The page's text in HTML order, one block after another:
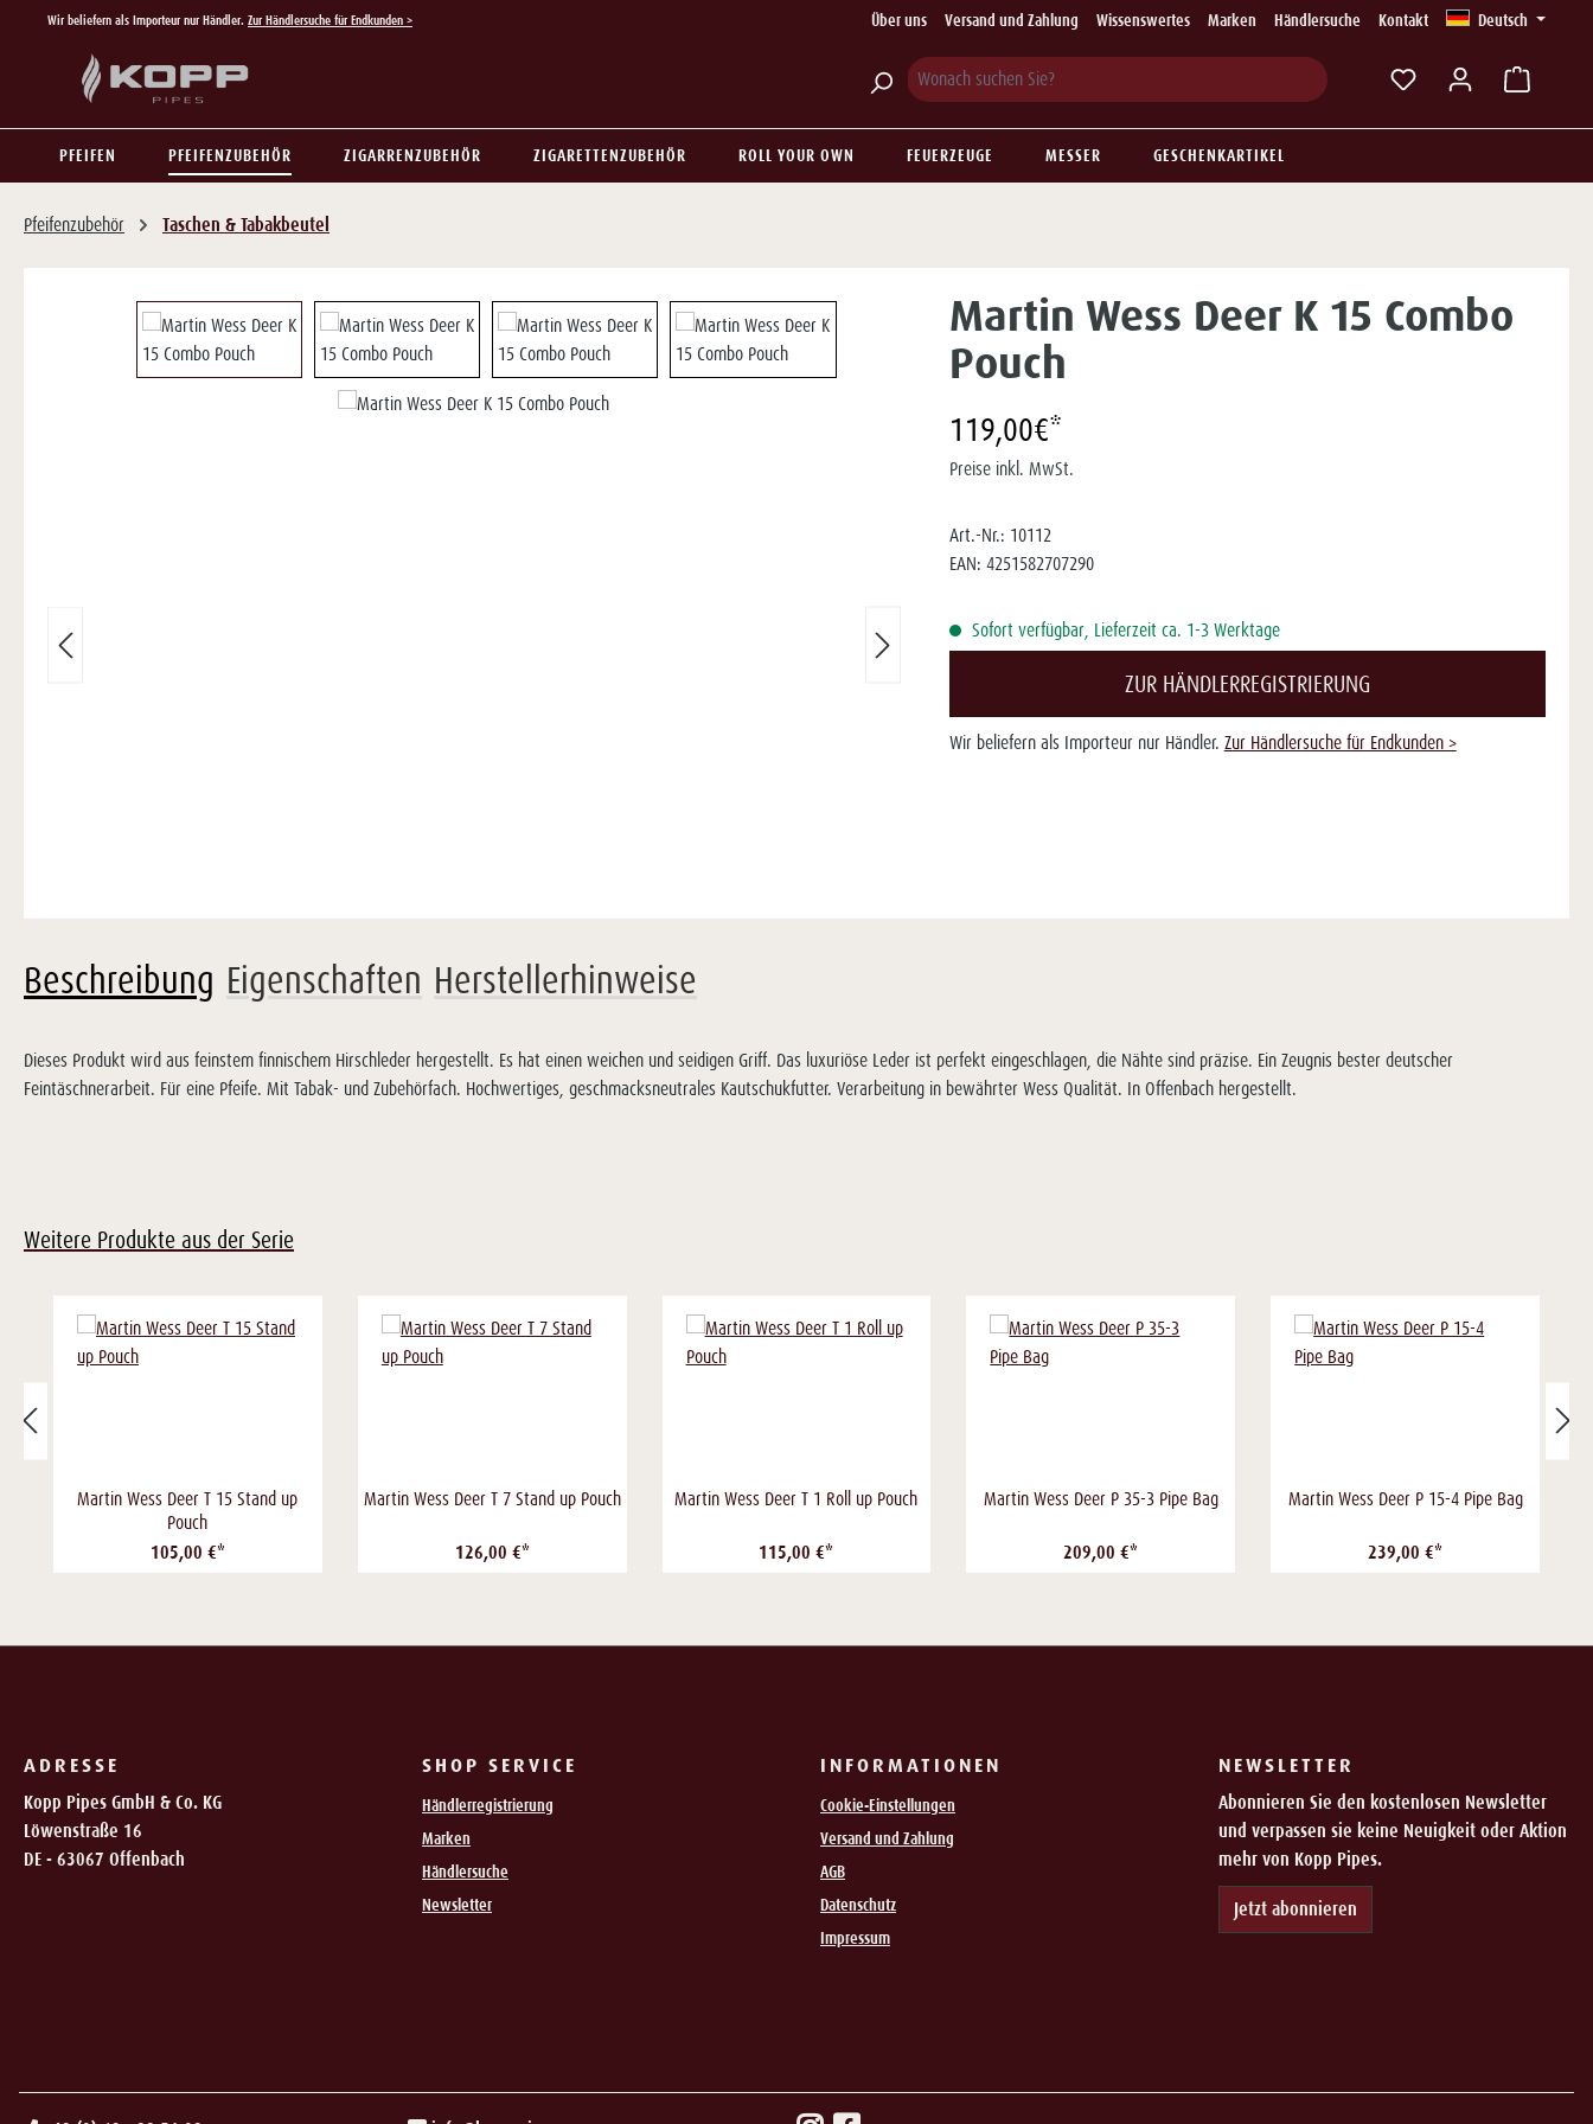
Hauptinhalt springen
Zur Suche springen
Zur Hauptnavigation springen
Wir beliefern als Importeur nur Händler. Zur Händlersuche für Endkunden > Über uns Versand und Zahlung Wissenswertes Marken Händlersuche Kontakt Deutsch
Du hast 0 Produkte
PFEIFEN PFEIFENZUBEHÖR ZIGARRENZUBEHÖR ZIGARETTENZUBEHÖR ROLL YOUR OWN FEUERZEUGE MESSER GESCHENKARTIKEL
Pfeifenzubehör Taschen & Tabakbeutel
Bildergalerie überspringen
Martin Wess Deer K 15 Combo
Pouch
119,00€*
Preise inkl. MwSt.
Art.-Nr.: 10112
EAN: 4251582707290
Sofort verfügbar, Lieferzeit ca. 1-3 Werktage
ZUR HÄNDLERREGISTRIERUNG
Wir beliefern als Importeur nur Händler. Zur Händlersuche für Endkunden >
Beschreibung Eigenschaften Herstellerhinweise
Dieses Produkt wird aus feinstem finnischem Hirschleder hergestellt. Es hat einen weichen und seidigen Griff. Das luxuriöse Leder ist perfekt eingeschlagen, die Nähte sind präzise. Ein Zeugnis bester deutscher
Feintäschnerarbeit. Für eine Pfeife. Mit Tabak- und Zubehörfach. Hochwertiges, geschmacksneutrales Kautschukfutter. Verarbeitung in bewährter Wess Qualität. In Offenbach hergestellt.
Weitere Produkte aus der Serie
Martin Wess Deer T 15 Stand up
Pouch
105,00 €*
Martin Wess Deer T 7 Stand up Pouch
126,00 €*
Martin Wess Deer T 1 Roll up Pouch
115,00 €*
Martin Wess Deer P 35-3 Pipe Bag
209,00 €*
Martin Wess Deer P 15-4 Pipe Bag
239,00 €*
ADRESSE
Kopp Pipes GmbH & Co. KG
Löwenstraße 16
DE - 63067 Offenbach
SHOP SERVICE
Händlerregistrierung
Marken
Händlersuche
Newsletter
INFORMATIONEN
Cookie-Einstellungen
Versand und Zahlung
AGB
Datenschutz
Impressum
NEWSLETTER
Abonnieren Sie den kostenlosen Newsletter
und verpassen sie keine Neuigkeit oder Aktion
mehr von Kopp Pipes.
Jetzt abonnieren